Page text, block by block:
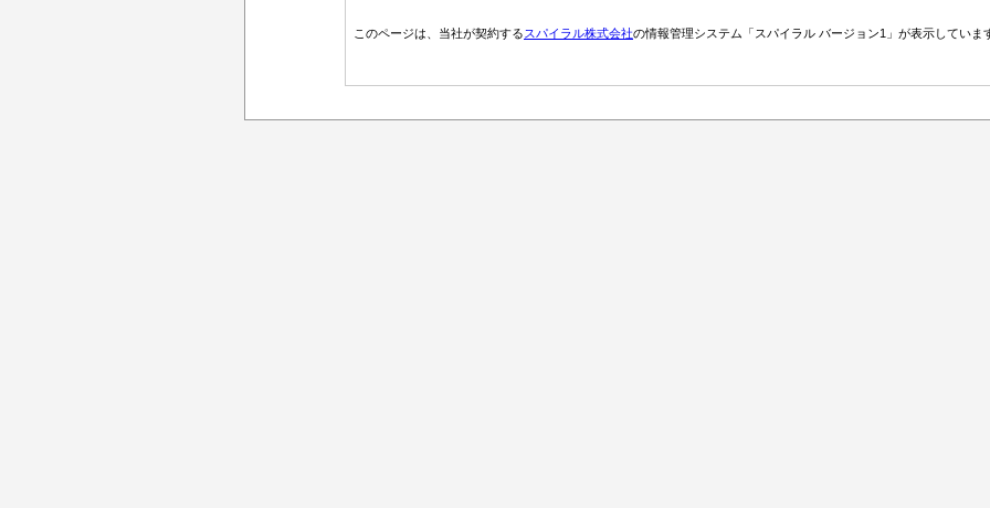
このページは、当社が契約するスパイラル株式会社の情報管理システム「スパイラル バージョン1」が表示していま